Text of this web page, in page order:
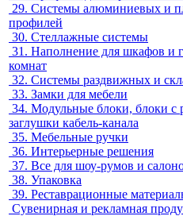
29. Системы алюминиевых и
профилей
30. Стеллажные системы
31. Наполнение для шкафов и
комнат
32. Системы раздвижных и
33. Замки для мебели
34. Модульные блоки, блоки с
заглушки кабель-канала
35. Мебельные ручки
36. Интерьерные решения
37. Все для шоу-румов и
38. Упаковка
39. Реставрационные
Сувенирная и рекламная